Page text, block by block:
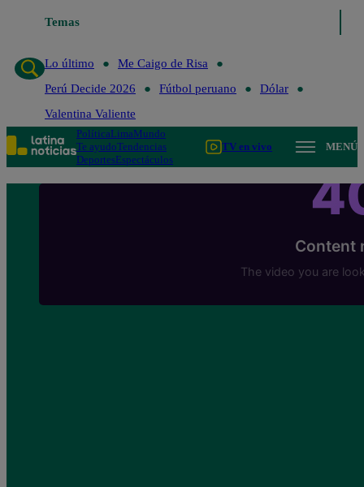
Temas
Lo último
Me Caigo de Risa
Perú Decide 2026
Fútbol peruano
Dólar
Valentina Valiente
PolíticaLimaMundo
Te ayudoTendencias
DeportesEspectáculos
TV en vivo MENÚ